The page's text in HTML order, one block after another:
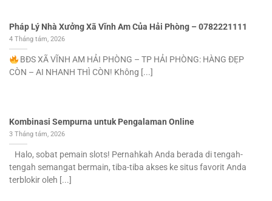
Pháp Lý Nhà Xưởng Xã Vĩnh Am Của Hải Phòng – 0782221111
4 Tháng tám, 2026
BĐS XÃ VĨNH AM HẢI PHÒNG – TP HẢI PHÒNG: HÀNG ĐẸP
CÒN – AI NHANH THÌ CÒN! Không [...]
Kombinasi Sempurna untuk Pengalaman Online
3 Tháng tám, 2026
Halo, sobat pemain slots! Pernahkah Anda berada di tengah-
tengah semangat bermain, tiba-tiba akses ke situs favorit Anda
terblokir oleh [...]